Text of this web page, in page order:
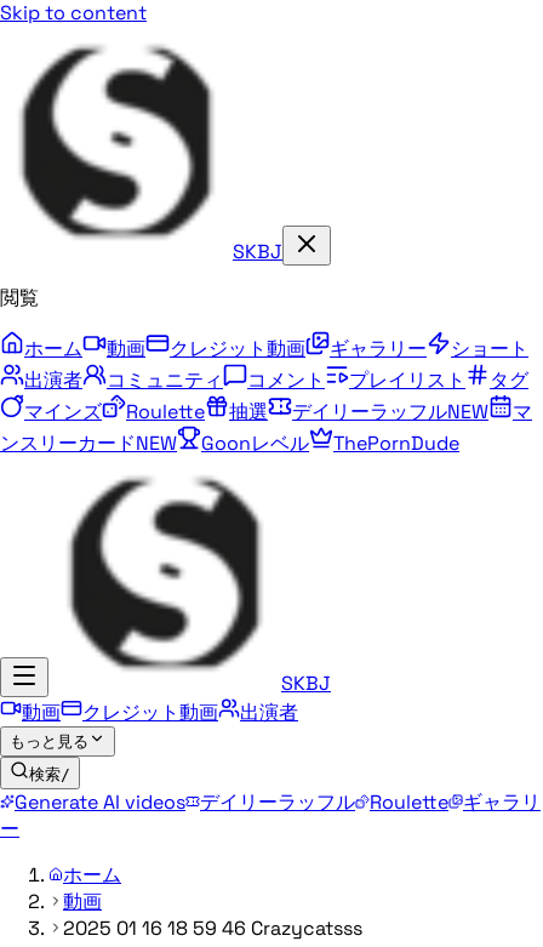
Skip to content
SKBJ
閲覧
ホーム
動画 クレジット動画 ギャラリー
ショート
出演者
コミュニティ コメント プレイリスト
タグ
マインズ
Roulette 抽選 デイリーラッフルNEW
マ
ンスリーカードNEW Goonレベル ThePornDude
SKBJ
動画
クレジット動画 出演者
もっと見る
検索/
Generate AI videos デイリーラッフル Roulette
ギャラリ
ー
ホーム
動画
2025 01 16 18 59 46 Crazycatsss